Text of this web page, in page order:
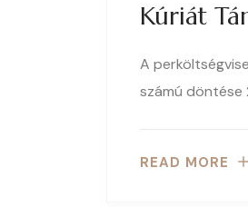
Kúriát
A
számú döntése
READ MORE